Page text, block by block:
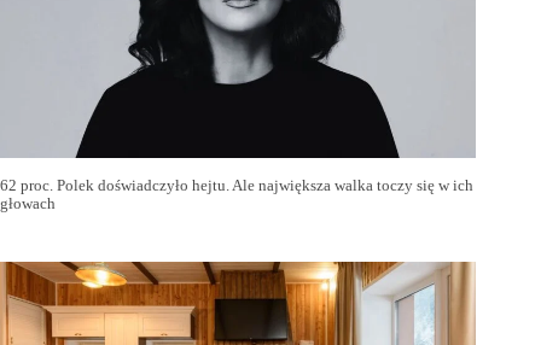
62 proc. Polek doświadczyło hejtu. Ale największa walka toczy się w ich
głowach